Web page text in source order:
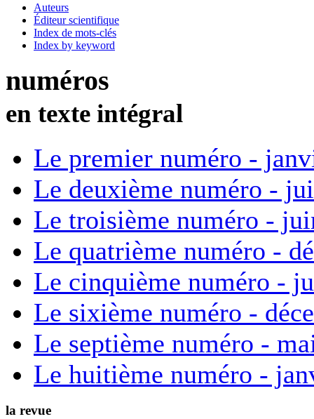
Auteurs
Éditeur scientifique
Index de mots-clés
Index by keyword
numéros
en texte intégral
Le premier numéro -
Le deuxième numéro -
Le troisième numéro -
Le quatrième numéro -
Le cinquième numéro -
Le sixième numéro -
Le septième numéro -
Le huitième numéro -
la revue